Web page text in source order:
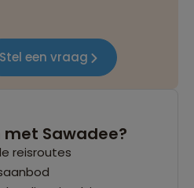
Stel een vraag
Sawadee?
reisroutes